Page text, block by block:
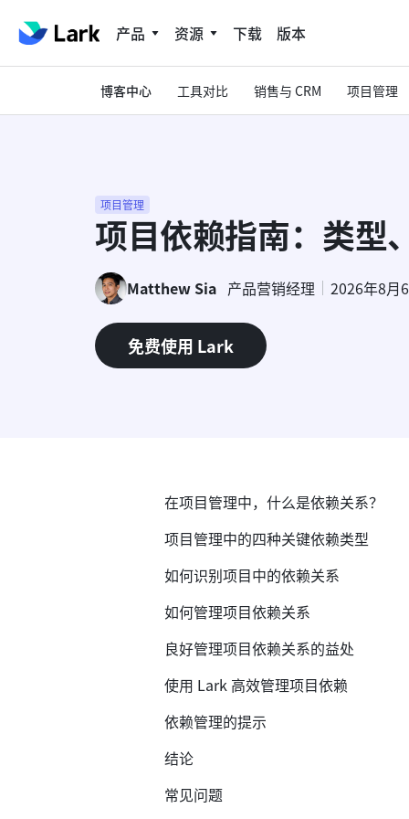
产品 资源 下载 版本
博客中心 工具对比 销售与 CRM 项目管理
项目管理
项目依赖指南：类型
Matthew Sia 产品营销经理 2026年8月
免费使用 Lark
在项目管理中，什么是依赖关系？
项目管理中的四种关键依赖类型
如何识别项目中的依赖关系
如何管理项目依赖关系
良好管理项目依赖关系的益处
使用 Lark 高效管理项目依赖
依赖管理的提示
结论
常见问题